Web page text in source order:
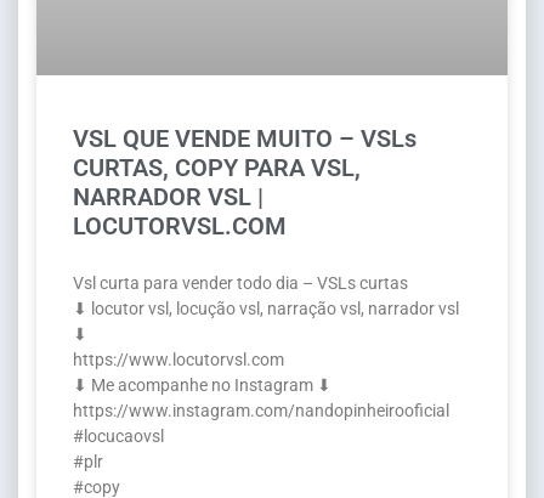
VSL QUE VENDE MUITO – VSLs
CURTAS, COPY PARA VSL,
NARRADOR VSL |
LOCUTORVSL.COM
Vsl curta para vender todo dia – VSLs curtas
⬇ locutor vsl, locução vsl, narração vsl, narrador vsl
⬇
https://www.locutorvsl.com
⬇ Me acompanhe no Instagram ⬇
https://www.instagram.com/nandopinheirooficial
#locucaovsl
#plr
#copy